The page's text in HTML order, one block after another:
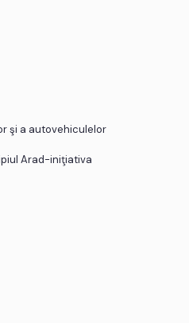
şi a autovehiculelor
Arad-iniţiativa